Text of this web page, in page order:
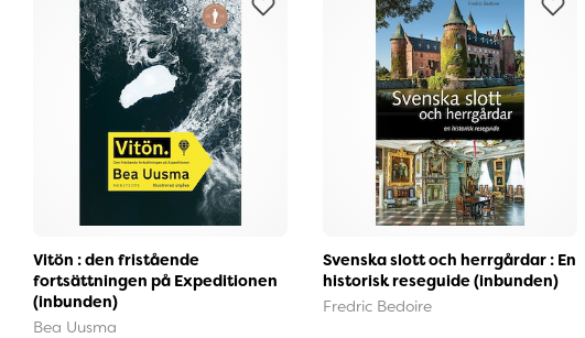
Vitön : den fristående
fortsättningen på Expeditionen
(inbunden)
Bea Uusma
Svenska slott och herrgårdar : En
historisk reseguide (inbunden)
Fredric Bedoire